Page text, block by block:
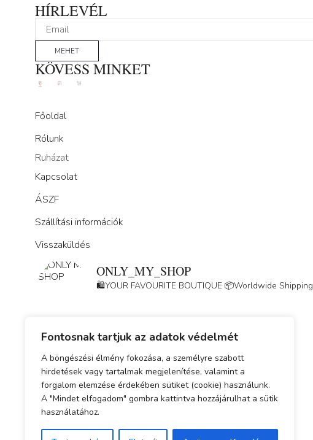
Fontosnak tartjuk az adatok védelmét
A böngészési élmény fokozása, a személyre szabott
hirdetések vagy tartalmak megjelenítése, valamint a
forgalom elemzése érdekében sütiket (cookie) használunk.
A "Mindet elfogadom" gombra kattintva hozzájárulhat a sütik
használatához.
HÍRLEVÉL
MEHET
KÖVESS MINKET
FacebookInstagram
Tik-
Főoldal
Rólunk
Ruházat
Kapcsolat
ÁSZF
Szállítási információk
Visszaküldés
ONLY_MY_SHOP
🛍️YOUR FAVOURITE BOUTIQUE 📦Worldwide Shipping
Adatkezelési tájékoztató
ÁSZF